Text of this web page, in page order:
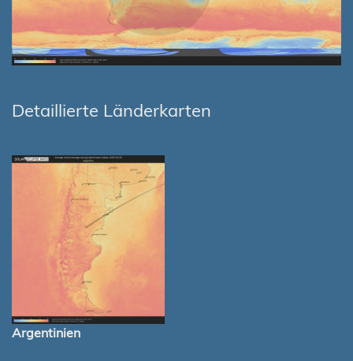
Detaillierte Länderkarten
Argentinien